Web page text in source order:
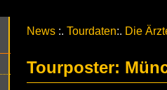
News :. Tourdaten:. Die
Tourposter: